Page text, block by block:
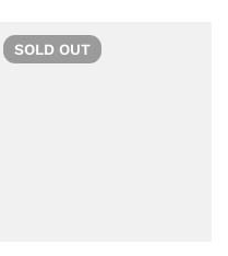
SOLD OUT